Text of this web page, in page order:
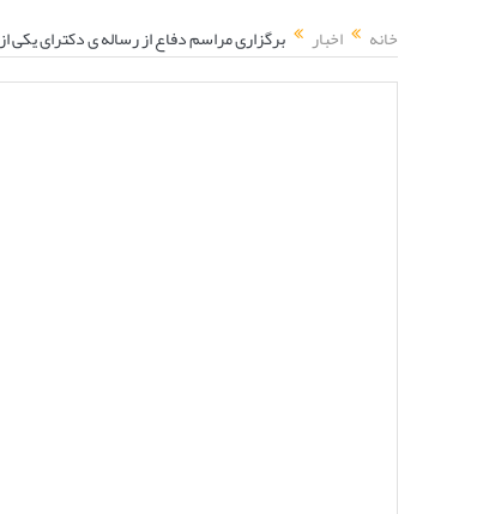
خانه اخبار برگزاری مراسم دفاع از رساله ی دکترای یکی